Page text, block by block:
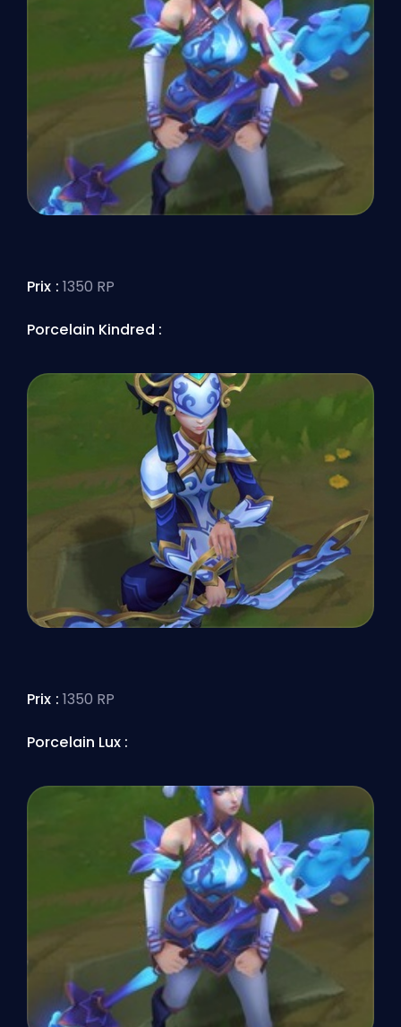
Prix : 1350 RP
Porcelain Kindred :
Prix : 1350 RP
Porcelain Lux :